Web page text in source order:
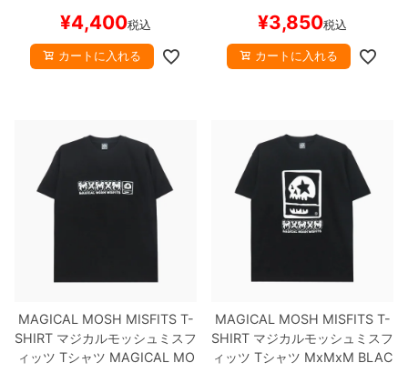
ケボー
¥4,400税込
カートに入れる
¥3,850税込
カートに入れる
MAGICAL MOSH MISFITS T-
SHIRT マジカルモッシュミスフ
ィッツ Tシャツ MAGICAL MO
MAGICAL MOSH MISFITS T-
SHIRT マジカルモッシュミスフ
ィッツ Tシャツ MxMxM BLAC
9.0inch以上
高性能デッキ